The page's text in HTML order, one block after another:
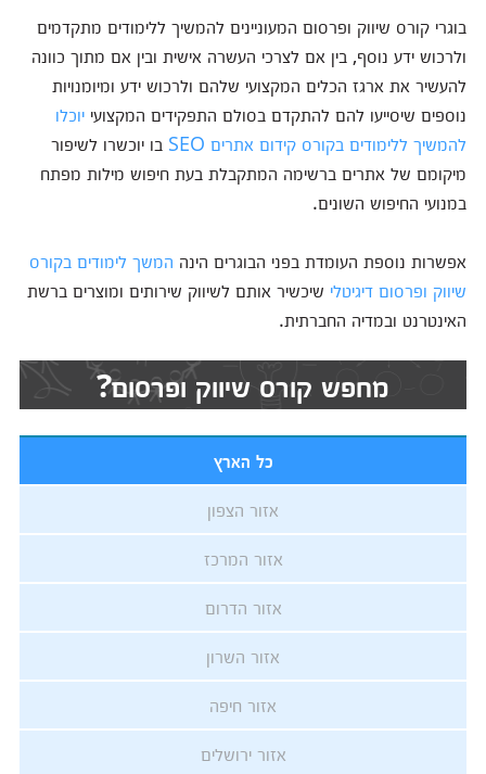
בוגרי קורס שיווק ופרסום המעוניינים להמשיך ללימודים מתקדמים
ולרכוש ידע נוסף, בין אם לצרכי העשרה אישית ובין אם מתוך כוונה
להעשיר את ארגז הכלים המקצועי שלהם ולרכוש ידע ומיומנויות
נוספים שיסייעו להם להתקדם בסולם התפקידים המקצועי יוכלו
להמשיך ללימודים בקורס קידום אתרים SEO
בו יוכשרו לשיפור
מיקומם של אתרים ברשימה המתקבלת בעת חיפוש מילות מפתח
במנועי החיפוש השונים.
אפשרות נוספת העומדת בפני הבוגרים הינה המשך לימודים בקורס
שיווק ופרסום דיגיטלי שיכשיר אותם לשיווק שירותים ומוצרים ברשת
האינטרנט ובמדיה החברתית.
מחפש קורס שיווק ופרסום?
כל הארץ
אזור הצפון
אזור המרכז
אזור הדרום
אזור השרון
אזור חיפה
אזור ירושלים